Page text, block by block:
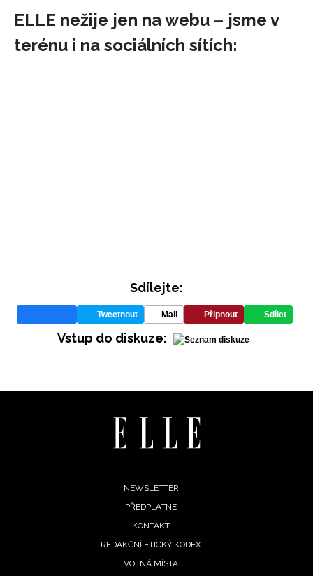
INFORMACE
ELLE nežije jen na webu – jsme v
terénu i na sociálních sítích:
Sdílejte:
Tweetnout Mail Připnout Sdílet
Vstup do diskuze:
NEWSLETTER
PŘEDPLATNÉ
KONTAKT
REDAKČNÍ ETICKÝ KODEX
VOLNÁ MÍSTA